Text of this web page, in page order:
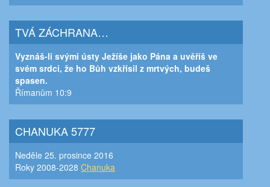
TVÁ ZÁCHRANA…
Vyznáš-li svými ústy Ježíše jako Pána a uvěříš ve
svém srdci, že ho Bůh vzkřísil z mrtvých, budeš
spasen.
Římanům 10:9
CHANUKA 5777
Neděle 25. prosince 2016
Roky 2008-2028 Chanuka